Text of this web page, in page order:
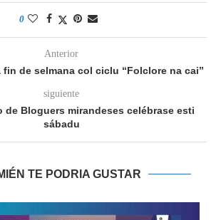
0
Anterior
de selmana col ciclu “Folclore na cai”
siguiente
de Bloguers mirandeses celébrase esti
sábadu
TE PODRIA GUSTAR